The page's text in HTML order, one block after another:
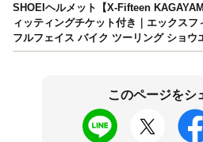
SHOEIヘルメット【X-Fifteen
ィッティングチケット付き｜エックス
フルフェイス バイク ツーリング ショウ
このページをシ